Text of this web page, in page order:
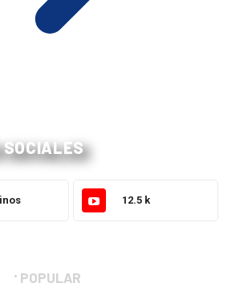
SOCIALES
12.5 k
POPULAR